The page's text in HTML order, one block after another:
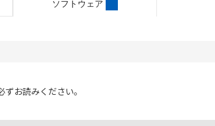
ソフトウェア
ずお読みください。